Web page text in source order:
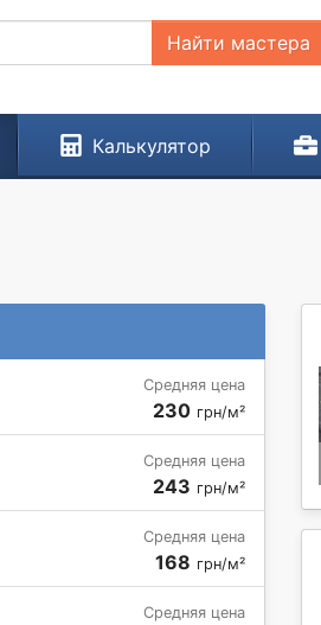
Найти мастера
Калькулятор
Средняя цена
230 грн/м²
Средняя цена
243 грн/м²
Средняя цена
168 грн/м²
Средняя цена